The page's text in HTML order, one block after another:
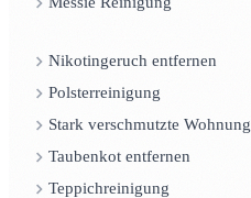
Nikotingeruch entfernen
Polsterreinigung
Stark verschmutzte Wohnung
Taubenkot entfernen
Teppichreinigung